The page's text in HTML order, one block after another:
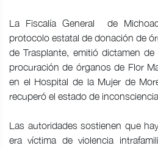
La Fiscalía General de
protocolo estatal de donación de
de Trasplante, emitió dictamen
procuración de órganos de Flor
en el Hospital de la Mujer de
recuperó el estado de
Las autoridades sostienen que
era víctima de violencia